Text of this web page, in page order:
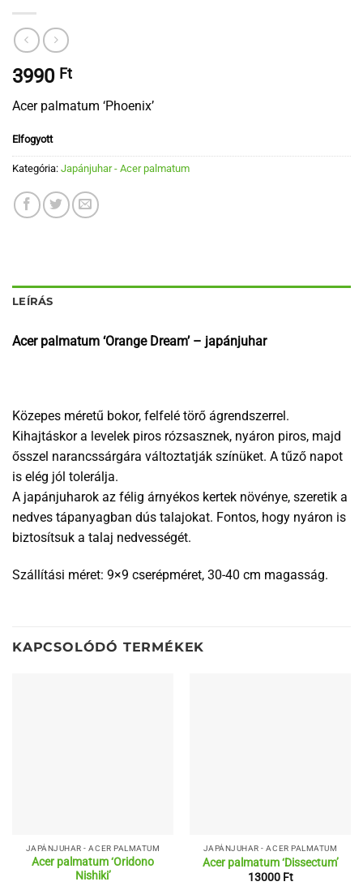
3990 Ft
Acer palmatum ‘Phoenix’
Elfogyott
Kategória: Japánjuhar - Acer palmatum
LEÍRÁS
Acer palmatum ‘Orange Dream’ – japánjuhar
Közepes méretű bokor, felfelé törő ágrendszerrel.
Kihajtáskor a levelek piros rózsasznek, nyáron piros, majd
ősszel narancssárgára változtatják színüket. A tűző napot
is elég jól tolerálja.
A japánjuharok az félig árnyékos kertek növénye, szeretik a
nedves tápanyagban dús talajokat. Fontos, hogy nyáron is
biztosítsuk a talaj nedvességét.
Szállítási méret: 9×9 cserépméret, 30-40 cm magasság.
KAPCSOLÓDÓ TERMÉKEK
JAPÁNJUHAR - ACER PALMATUM
Acer palmatum ‘Oridono
Nishiki’
JAPÁNJUHAR - ACER PALMATUM
Acer palmatum ‘Dissectum’
13000 Ft